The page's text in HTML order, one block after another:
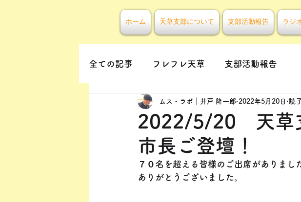
ホーム 天草支部について 支部活動報告 ラジ
全ての記事 フレフレ天草 支部活動報告
2022/5/20 天草
市長ご登壇！
ムス・ラボ｜井戸 隆一郎 2022年5月20日 読
７０名を超える皆様のご出席がありまし
​ありがとうございました。